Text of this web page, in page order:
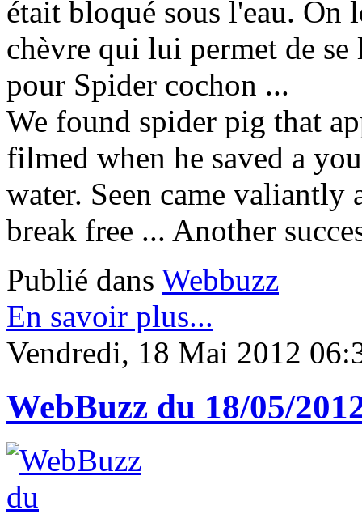
était bloqué sous l'eau. On
chèvre qui lui permet de
pour Spider cochon ...
We found spider pig that
filmed when he saved a
water. Seen came
break free ... Another
Publié dans Webbuzz
En savoir plus...
Vendredi, 18 Mai 2012
WebBuzz du 18/05/